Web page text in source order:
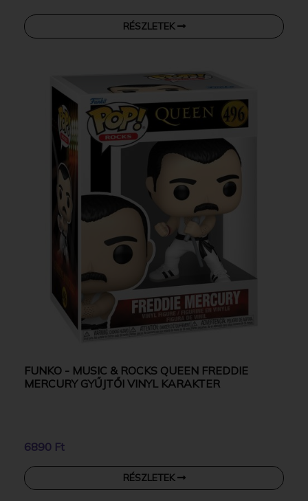
RÉSZLETEK
FUNKO - MUSIC & ROCKS QUEEN FREDDIE
MERCURY GYŰJTŐI VINYL KARAKTER
6890 Ft
RÉSZLETEK